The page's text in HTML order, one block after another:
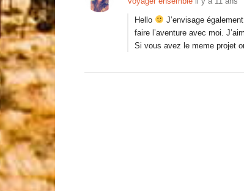
Hello
J’envisage
faire l’aventure avec moi.
Si vous avez le meme projet